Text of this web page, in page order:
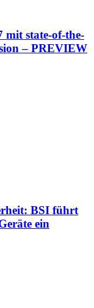
mit state-of-the-
– PREVIEW
BSI führt
ein